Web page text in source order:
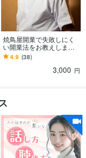
焼鳥屋開業で失敗しにく
い開業法をお教えします
焼鳥歴39年の私が、あま
りお金を使わない開業法
4.9 (38)
3,000 円